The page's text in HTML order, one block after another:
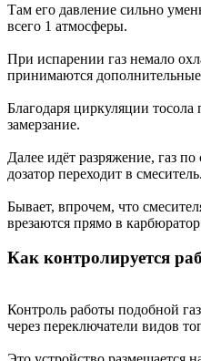
Там его давление сильно
всего 1 атмосферы.
При испарении газ немало
принимаются
Благодаря циркуляции тосола
замерзание.
Далее идёт разряжение, газ
дозатор переходит в смеситель.
Бывает, впрочем, что
врезаются прямо в
Как контролируется
Контроль работы подобной
через переключатели видов